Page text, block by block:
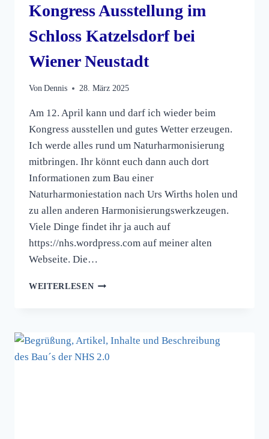
Kongress Ausstellung im
Schloss Katzelsdorf bei
Wiener Neustadt
Von Dennis 28. März 2025
Am 12. April kann und darf ich wieder beim
Kongress ausstellen und gutes Wetter erzeugen.
Ich werde alles rund um Naturharmonisierung
mitbringen. Ihr könnt euch dann auch dort
Informationen zum Bau einer
Naturharmoniestation nach Urs Wirths holen und
zu allen anderen Harmonisierungswerkzeugen.
Viele Dinge findet ihr ja auch auf
https://nhs.wordpress.com auf meiner alten
Webseite. Die…
WEITERLESEN